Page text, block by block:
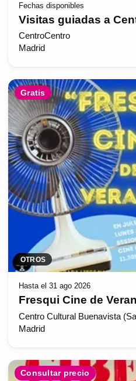
Fechas disponibles
Visitas guiadas a
CentroCentro
Madrid
Gratis
OTROS
Hasta el 31 ago 2026
Fresqui Cine de
Centro Cultural Buenavista
Madrid
Consultar precio